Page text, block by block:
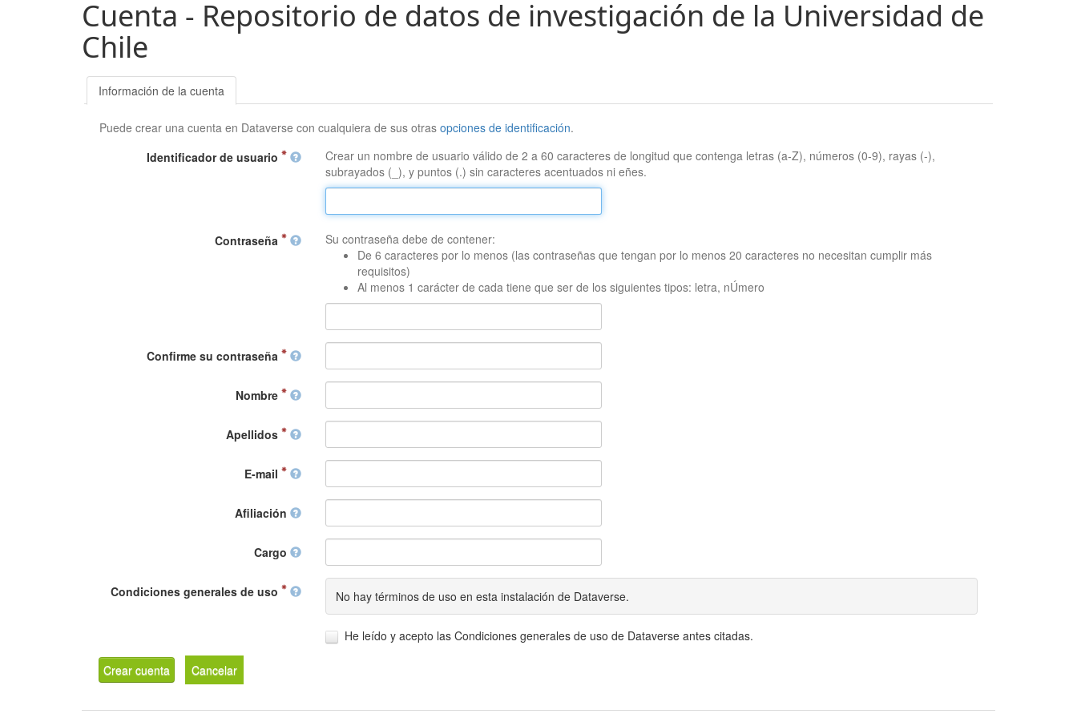
Cuenta - Repositorio de datos de investigación de la Universidad de
Chile
Información de la cuenta
Puede crear una cuenta en Dataverse con cualquiera de sus otrasopciones de identificación.
Identificador de usuario
Crear un nombre de usuario válido de 2 a 60 caracteres de longitud que contenga letras (a-Z), números (0-9), rayas (-),
subrayados (_), y puntos (.) sin caracteres acentuados ni eñes.
Contraseña
Su contraseña debe de contener:
De 6 caracteres por lo menos (las contraseñas que tengan por lo menos 20 caracteres no necesitan cumplir más
requisitos)
Al menos 1 carácter de cada tiene que ser de los siguientes tipos: letra, nÚmero
Confirme su contraseña
Nombre
Apellidos
E-mail
Afiliación
Cargo
Condiciones generales de uso No hay términos de uso en esta instalación de Dataverse.
He leído y acepto las Condiciones generales de uso de Dataverse antes citadas.
Crear cuenta Cancelar